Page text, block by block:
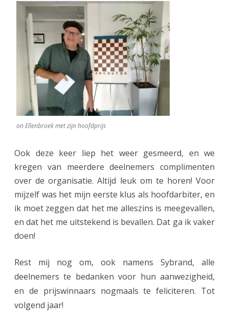
on Ellenbroek met zijn hoofdprijs
Ook deze keer liep het weer gesmeerd, en we
kregen van meerdere deelnemers complimenten
over de organisatie. Altijd leuk om te horen! Voor
mijzelf was het mijn eerste klus als hoofdarbiter, en
ik moet zeggen dat het me alleszins is meegevallen,
en dat het me uitstekend is bevallen. Dat ga ik vaker
doen!
Rest mij nog om, ook namens Sybrand, alle
deelnemers te bedanken voor hun aanwezigheid,
en de prijswinnaars nogmaals te feliciteren. Tot
volgend jaar!